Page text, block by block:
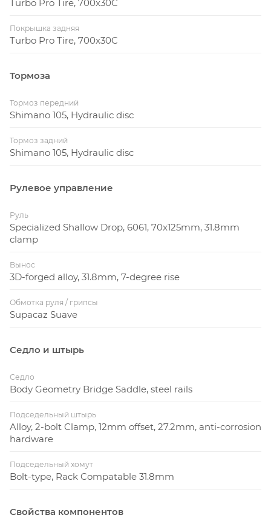
Turbo Pro Tire, 700x30C
Покрышка задняя
Turbo Pro Tire, 700x30C
Тормоза
Тормоз передний
Shimano 105, Hydraulic disc
Тормоз задний
Shimano 105, Hydraulic disc
Рулевое управление
Руль
Specialized Shallow Drop, 6061, 70x125mm, 31.8mm
clamp
Вынос
3D-forged alloy, 31.8mm, 7-degree rise
Обмотка руля / грипсы
Supacaz Suave
Седло и штырь
Седло
Body Geometry Bridge Saddle, steel rails
Подседельный штырь
Alloy, 2-bolt Clamp, 12mm offset, 27.2mm, anti-corrosion
hardware
Подседельный хомут
Bolt-type, Rack Compatable 31.8mm
Свойства компонентов